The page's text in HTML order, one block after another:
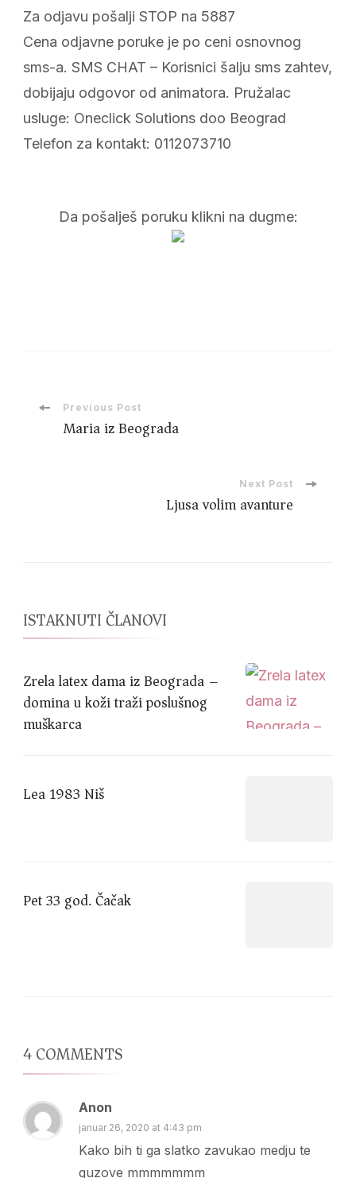
Za odjavu pošalji STOP na 5887
Cena odjavne poruke je po ceni osnovnog
sms-a. SMS CHAT – Korisnici šalju sms zahtev,
dobijaju odgovor od animatora. Pružalac
usluge: Oneclick Solutions doo Beograd
Telefon za kontakt: 0112073710
Da pošalješ poruku klikni na dugme:
PostPrevious Post
Maria iz Beograda
Next Post
Ljusa volim avanture
ISTAKNUTI ČLANOVI
Zrela latex dama iz Beograda –
domina u koži traži poslušnog
muškarca
Lea 1983 Niš
Pet 33 god. Čačak
4 COMMENTS
Anon
januar 26, 2020 at 4:43 pm
Kako bih ti ga slatko zavukao medju te
guzove mmmmmmm